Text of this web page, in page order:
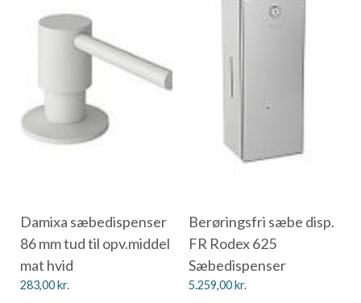
Damixa sæbedispenser
86 mm tud til opv.middel
mat hvid
283,00kr.
Berøringsfri sæbe disp.
FR Rodex 625
Sæbedispenser
5.259,00kr.